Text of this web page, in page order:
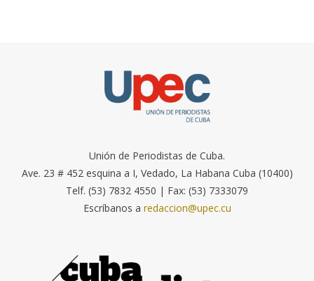
Unión de Periodistas de Cuba.
Ave. 23 # 452 esquina a I, Vedado, La Habana Cuba (10400)
Telf. (53) 7832 4550 | Fax: (53) 7333079
Escríbanos a redaccion@upec.cu